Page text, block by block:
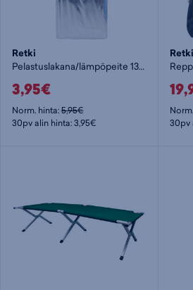
Retki
Pelastuslakana/lämpöpeite 132 x 213 cm - ensiaputuote
3,95€
Norm. hinta:5,95€
30pv alin hinta: 3,95€
Retki
30pv